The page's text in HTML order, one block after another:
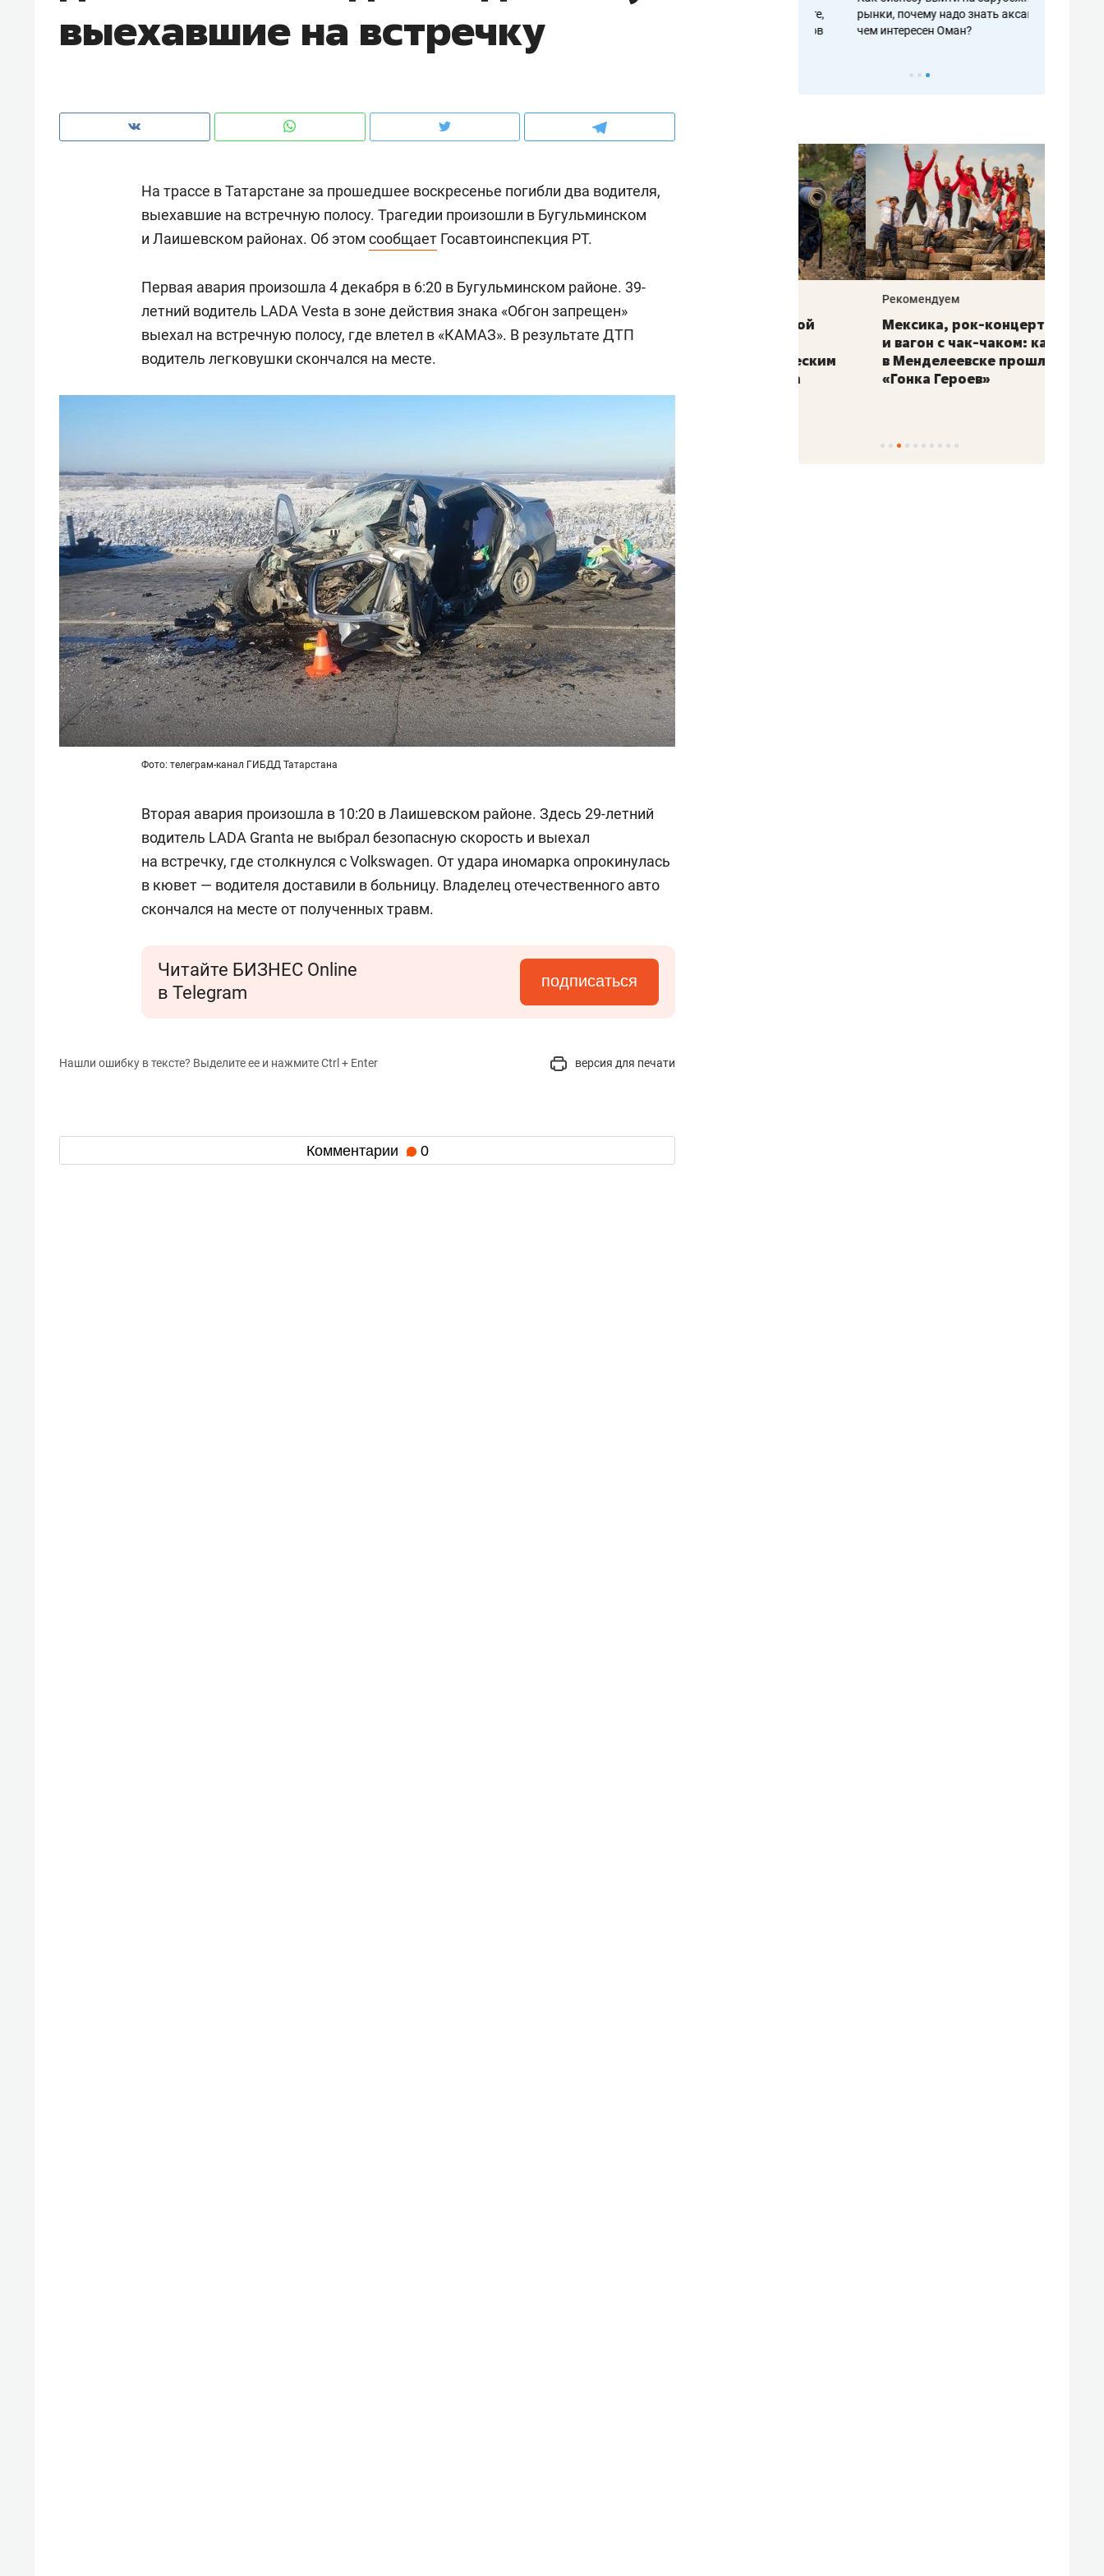
выехавшие на встречку
На трассе в Татарстане за прошедшее воскресенье погибли два водителя,
выехавшие на встречную полосу. Трагедии произошли в Бугульминском
и Лаишевском районах. Об этом сообщает Госавтоинспекция РТ.
Первая авария произошла 4 декабря в 6:20 в Бугульминском районе. 39-
летний водитель LADA Vesta в зоне действия знака «Обгон запрещен»
выехал на встречную полосу, где влетел в «КАМАЗ». В результате ДТП
водитель легковушки скончался на месте.
Фото: телеграм-канал ГИБДД Татарстана
Вторая авария произошла в 10:20 в Лаишевском районе. Здесь 29-летний
водитель LADA Granta не выбрал безопасную скорость и выехал
на встречку, где столкнулся с Volkswagen. От удара иномарка опрокинулась
в кювет — водителя доставили в больницу. Владелец отечественного авто
скончался на месте от полученных травм.
Читайте БИЗНЕС Online
в Telegram
подписаться
Нашли ошибку в тексте? Выделите ее и нажмите Ctrl + Enter версия для печати
Комментарии 0
чем интересен Оман?
клиентах и чудных запросах мастеров
рынки, почему надо знать аксакалов и
чем интересен Оман?
Как ГК «МИР ГРУПП» и ВТБ
создают оазис жилого
комфорта под Казанью
Рекомендуем
150 камер до квартиры и Face
ID вместо ключа: какой будет
безопасность в ЖК «Нова»
Рекомендуем
Опыт выживания в дикой
природе, работа
антихрупких команд
Рекомендуем
Мексика, рок-концерт
и вагон с чак-чаком: как
в Менделеевске прошла
«Гонка Героев»